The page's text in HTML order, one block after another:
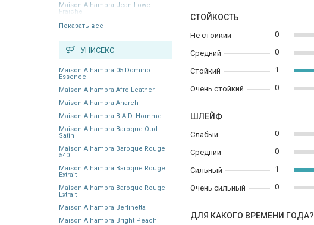
Maison Alhambra Jean Lowe
Fraiche
Показать все
УНИСЕКС
Maison Alhambra 05 Domino
Essence
Maison Alhambra Afro Leather
Maison Alhambra Anarch
Maison Alhambra B.A.D. Homme
Maison Alhambra Baroque Oud
Satin
Maison Alhambra Baroque Rouge
540
Maison Alhambra Baroque Rouge
Extrait
Maison Alhambra Baroque Rouge
Extrait
Maison Alhambra Berlinetta
Maison Alhambra Bright Peach
СТОЙКОСТЬ
Не стойкий
Средний
Стойкий
Очень стойкий
0
0
1
0
ШЛЕЙФ
Слабый
Средний
Сильный
Очень сильный
0
0
1
0
ДЛЯ КАКОГО ВРЕМЕНИ ГОДА?